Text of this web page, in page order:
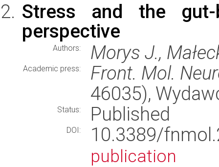
Stress and the gut-
perspective
Authors: Morys J.,
Academic press:
Front. Mol.
46035),
Status: Published
DOI: 10.3389/
publication